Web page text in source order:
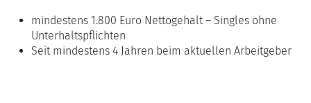
mindestens 1.800 Euro Nettogehalt – Singles ohne
Unterhaltspflichten
Seit mindestens 4 Jahren beim aktuellen Arbeitgeber